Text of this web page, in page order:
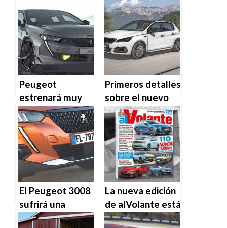
Peugeot
estrenará muy
pronto sus siglas
PSE
Primeros detalles
sobre el nuevo
Peugeot 308
El Peugeot 3008
sufrirá una
renovación antes
La nueva edición
de alVolante está
en los quioscos.